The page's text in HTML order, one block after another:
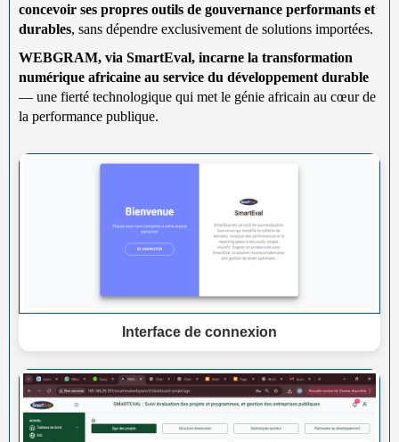
concevoir ses propres outils de gouvernance performants et
durables, sans dépendre exclusivement de solutions importées.
WEBGRAM, via SmartEval, incarne la transformation
numérique africaine au service du développement durable
— une fierté technologique qui met le génie africain au cœur de
la performance publique.
Interface de connexion